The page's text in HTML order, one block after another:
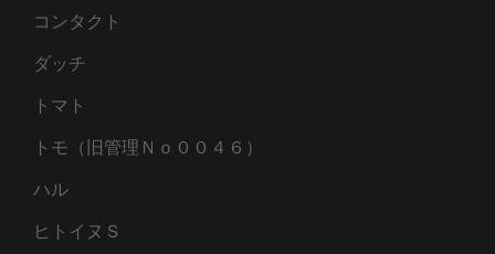
コンタクト
ダッチ
トマト
トモ（旧管理Ｎｏ００４６）
ハル
ヒトイヌＳ